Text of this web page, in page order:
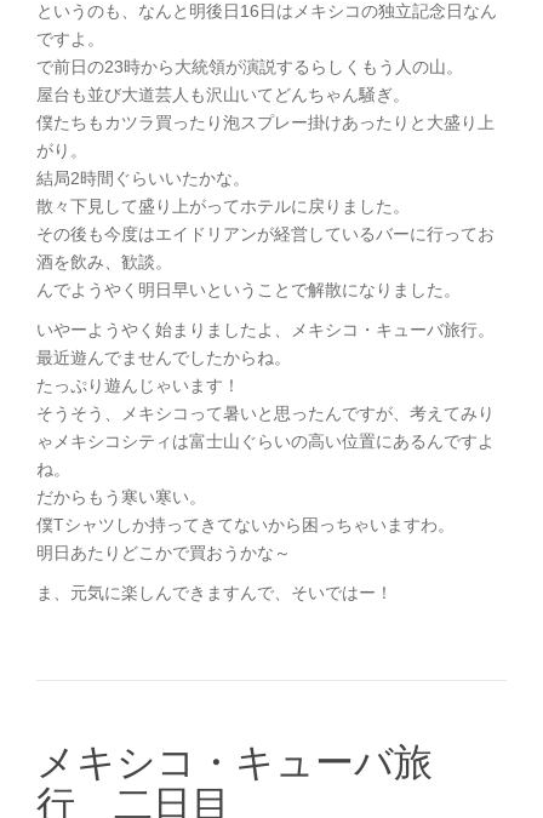
というのも、なんと明後日16日はメキシコの独立記念日なん
ですよ。
で前日の23時から大統領が演説するらしくもう人の山。
屋台も並び大道芸人も沢山いてどんちゃん騒ぎ。
僕たちもカツラ買ったり泡スプレー掛けあったりと大盛り上
がり。
結局2時間ぐらいいたかな。
散々下見して盛り上がってホテルに戻りました。
その後も今度はエイドリアンが経営しているバーに行ってお
酒を飲み、歓談。
んでようやく明日早いということで解散になりました。
いやーようやく始まりましたよ、メキシコ・キューバ旅行。
最近遊んでませんでしたからね。
たっぷり遊んじゃいます！
そうそう、メキシコって暑いと思ったんですが、考えてみり
ゃメキシコシティは富士山ぐらいの高い位置にあるんですよ
ね。
だからもう寒い寒い。
僕Tシャツしか持ってきてないから困っちゃいますわ。
明日あたりどこかで買おうかな～
ま、元気に楽しんできますんで、そいではー！
メキシコ・キューバ旅
行 二日目